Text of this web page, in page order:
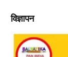
विज्ञापन